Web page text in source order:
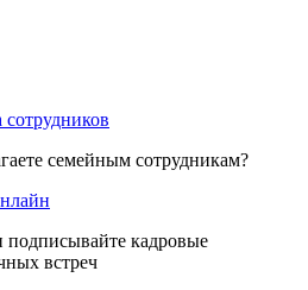
семейным сотрудникам?
подписывайте кадровые
встреч